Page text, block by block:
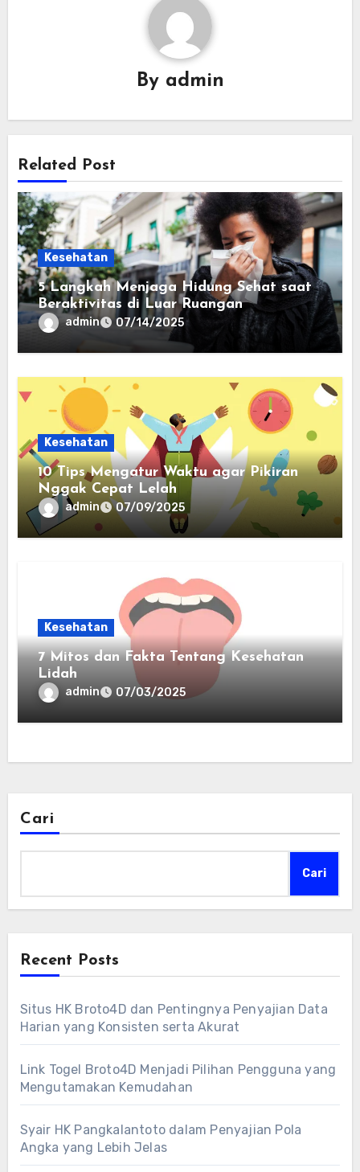
By admin
Related Post
Kesehatan
5 Langkah Menjaga Hidung Sehat saat
Beraktivitas di Luar Ruangan
admin 07/14/2025
Kesehatan
10 Tips Mengatur Waktu agar Pikiran
Nggak Cepat Lelah
admin 07/09/2025
Kesehatan
7 Mitos dan Fakta Tentang Kesehatan
Lidah
admin 07/03/2025
Cari
Cari
Recent Posts
Situs HK Broto4D dan Pentingnya Penyajian Data
Harian yang Konsisten serta Akurat
Link Togel Broto4D Menjadi Pilihan Pengguna yang
Mengutamakan Kemudahan
Syair HK Pangkalantoto dalam Penyajian Pola
Angka yang Lebih Jelas